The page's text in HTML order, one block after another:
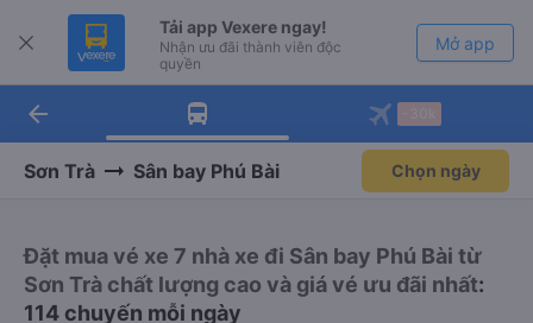
Tải app Vexere ngay!
Nhận ưu đãi thành viên độc
quyền
Mở app
Tải app Vexere
-30k/ghế khi đặt vé máy bay qua
Mở app
arrow_back
Sơn Trà Sân bay Phú Bài Chọn ngày
Đặt mua vé xe 7 nhà xe đi Sân bay Phú Bài từ
Sơn Trà chất lượng cao và giá vé ưu đãi nhất:
114 chuyến mỗi ngày